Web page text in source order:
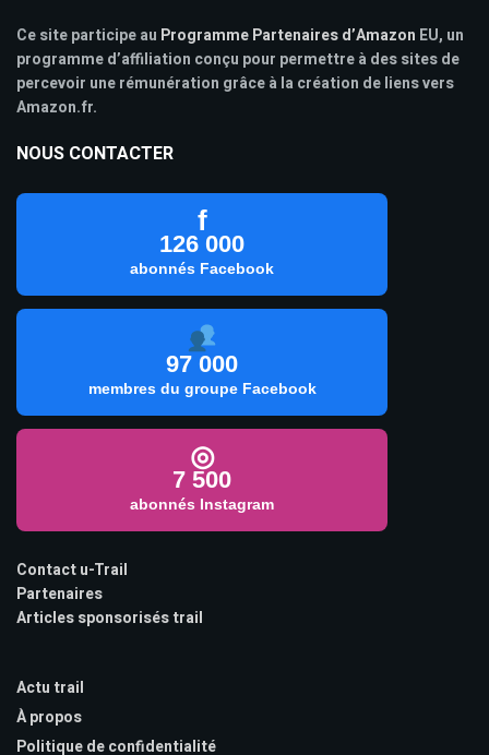
Ce site participe au Programme Partenaires d’Amazon EU, un
programme d’affiliation conçu pour permettre à des sites de
percevoir une rémunération grâce à la création de liens vers
Amazon.fr.
NOUS CONTACTER
f
126 000
abonnés Facebook
97 000
membres du groupe Facebook
◎
7 500
abonnés Instagram
Contact u-Trail
Partenaires
Articles sponsorisés trail
Actu trail
À propos
Politique de confidentialité